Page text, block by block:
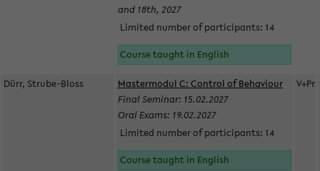
and 18th, 2027
Limited number of participants: 14
Course taught in English
Dürr, Strube-Bloss
Mastermodul C: Control of Behaviour
Final Seminar: 15.02.2027
Oral Exams: 19.02.2027
Limited number of participants: 14
Course taught in English
V+Pr